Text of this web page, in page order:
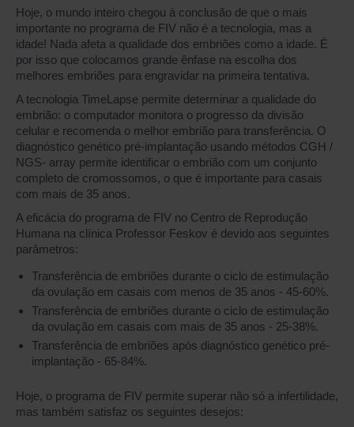
Hoje, o mundo inteiro chegou à conclusão de que o mais
importante no programa de FIV não é a tecnologia, mas a
idade! Nada afeta a qualidade dos embriões como a idade. É
por isso que colocamos grande ênfase na escolha dos
melhores embriões para engravidar na primeira tentativa.
A tecnologia TimeLapse permite determinar a qualidade do
embrião: o computador monitora o progresso da divisão
celular e recomenda o melhor embrião para transferência. O
diagnóstico genético pré-implantação usando métodos CGH /
NGS- array permite identificar o embrião com um conjunto
completo de cromossomos, o que é importante para casais
com mais de 35 anos.
A eficácia do programa de FIV no Centro de Reprodução
Humana na clínica Professor Feskov é devido aos seguintes
parâmetros:
Transferência de embriões durante o ciclo de estimulação
da ovulação em casais com menos de 35 anos - 45-60%.
Transferência de embriões durante o ciclo de estimulação
da ovulação em casais com mais de 35 anos - 25-38%.
Transferência de embriões após diagnóstico genético pré-
implantação - 65-84%.
Hoje, o programa de FIV permite superar não só a infertilidade,
mas também satisfaz os seguintes desejos: